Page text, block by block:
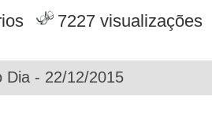
7227 visualizações
Dia - 22/12/2015